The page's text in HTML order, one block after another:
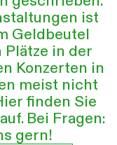
Festivals
Abos
Kontakt
KONTO
ist
Geldbeutel
in der
Konzerten in
meist nicht
finden Sie
Bei Fragen:
gern!